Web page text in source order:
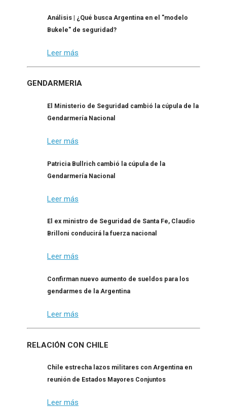
Análisis | ¿Qué busca Argentina en el "modelo
Bukele" de seguridad?
Leer más
GENDARMERIA
El Ministerio de Seguridad cambió la cúpula de la
Gendarmería Nacional
Leer más
Patricia Bullrich cambió la cúpula de la
Gendarmería Nacional
Leer más
El ex ministro de Seguridad de Santa Fe, Claudio
Brilloni conducirá la fuerza nacional
Leer más
Confirman nuevo aumento de sueldos para los
gendarmes de la Argentina
Leer más
RELACIÓN CON CHILE
Chile estrecha lazos militares con Argentina en
reunión de Estados Mayores Conjuntos
Leer más